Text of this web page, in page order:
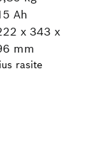
Ah
x 343 x
mm
rasite